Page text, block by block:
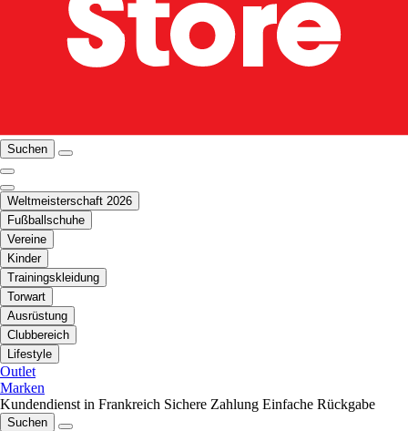
Suchen
Weltmeisterschaft 2026
Fußballschuhe
Vereine
Kinder
Trainingskleidung
Torwart
Ausrüstung
Clubbereich
Lifestyle
Outlet
Marken
Kundendienst in Frankreich Sichere Zahlung Einfache Rückgabe
Suchen